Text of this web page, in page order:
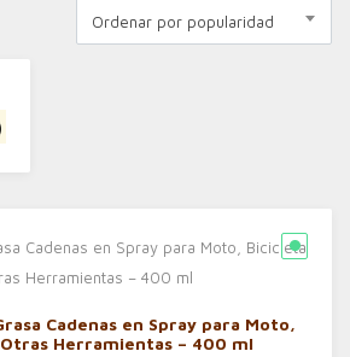
Ordenar por popularidad
Cadenas en Spray para Moto,
Herramientas – 400 ml